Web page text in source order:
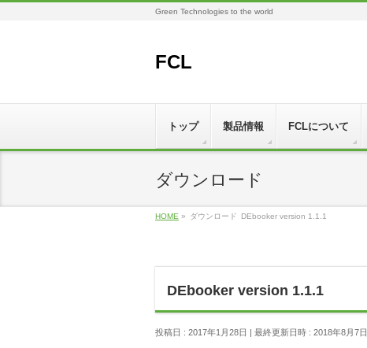
Green Technologies to the world
FCL
トップ 製品情報 FCLについて
ダウンロード
HOME » ダウンロード DEbooker version 1.1.1
DEbooker version 1.1.1
投稿日 : 2017年1月28日 最終更新日時 : 2018年8月7日